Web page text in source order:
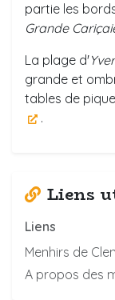
partie les
Grande
La plage d'
grande et
tables de
.
Liens
Liens
Menhirs de
A propos des